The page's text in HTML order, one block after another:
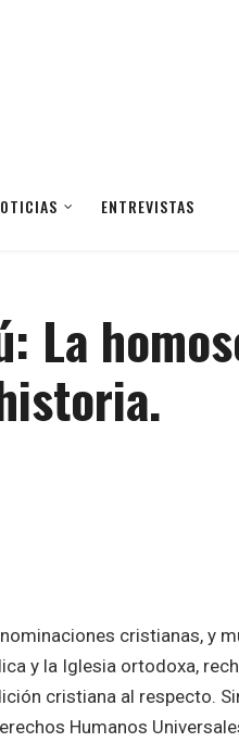
ENTREVISTAS
La
cristianas, y
y la Iglesia ortodoxa,
cristiana al respecto.
Humanos